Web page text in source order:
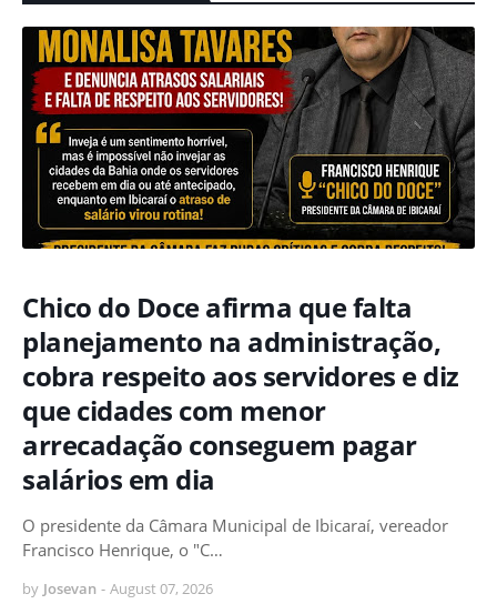
Chico do Doce afirma que falta
planejamento na administração,
cobra respeito aos servidores e diz
que cidades com menor
arrecadação conseguem pagar
salários em dia
O presidente da Câmara Municipal de Ibicaraí, vereador
Francisco Henrique, o "C…
by Josevan - August 07, 2026